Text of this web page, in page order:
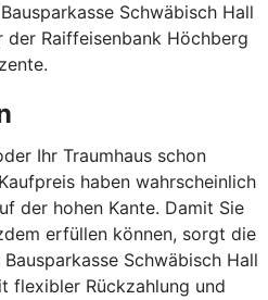
Schwäbisch Hall
der Raiffeisenbank Höchberg
Ihr Traumhaus schon
haben wahrscheinlich
der hohen Kante. Damit Sie
erfüllen können, sorgt die
Schwäbisch Hall
flexibler Rückzahlung und